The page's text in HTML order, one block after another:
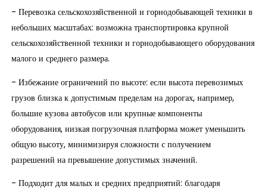
- Перевозка сельскохозяйственной и горнодобывающей техники в
небольших масштабах: возможна транспортировка крупной
сельскохозяйственной техники и горнодобывающего оборудования
малого и среднего размера.
- Избежание ограничений по высоте: если высота перевозимых
грузов близка к допустимым пределам на дорогах, например,
большие кузова автобусов или крупные компоненты
оборудования, низкая погрузочная платформа может уменьшить
общую высоту, минимизируя сложности с получением
разрешений на превышение допустимых значений.
- Подходит для малых и средних предприятий: благодаря